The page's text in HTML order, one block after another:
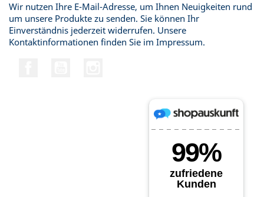
Wir nutzen Ihre E-Mail-Adresse, um Ihnen Neuigkeiten rund
um unsere Produkte zu senden. Sie können Ihr
Einverständnis jederzeit widerrufen. Unsere
Kontaktinformationen finden Sie im Impressum.